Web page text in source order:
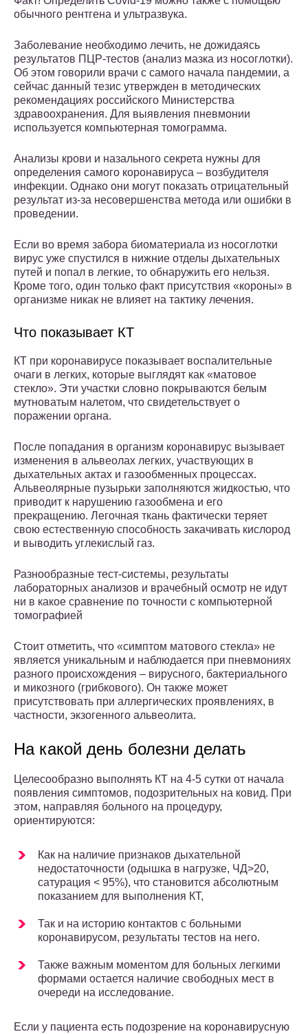
обычного рентгена и ультразвука.
Заболевание необходимо лечить, не дожидаясь
результатов ПЦР-тестов (анализ мазка из носоглотки).
Об этом говорили врачи с самого начала пандемии, а
сейчас данный тезис утвержден в методических
рекомендациях российского Министерства
здравоохранения. Для выявления пневмонии
используется компьютерная томограмма.
Анализы крови и назального секрета нужны для
определения самого коронавируса – возбудителя
инфекции. Однако они могут показать отрицательный
результат из-за несовершенства метода или ошибки в
проведении.
Если во время забора биоматериала из носоглотки
вирус уже спустился в нижние отделы дыхательных
путей и попал в легкие, то обнаружить его нельзя.
Кроме того, один только факт присутствия «короны» в
организме никак не влияет на тактику лечения.
Что показывает КТ
КТ при коронавирусе показывает воспалительные
очаги в легких, которые выглядят как «матовое
стекло». Эти участки словно покрываются белым
мутноватым налетом, что свидетельствует о
поражении органа.
После попадания в организм коронавирус вызывает
изменения в альвеолах легких, участвующих в
дыхательных актах и газообменных процессах.
Альвеолярные пузырьки заполняются жидкостью, что
приводит к нарушению газообмена и его
прекращению. Легочная ткань фактически теряет
свою естественную способность закачивать кислород
и выводить углекислый газ.
Разнообразные тест-системы, результаты
лабораторных анализов и врачебный осмотр не идут
ни в какое сравнение по точности с компьютерной
томографией
Стоит отметить, что «симптом матового стекла» не
является уникальным и наблюдается при пневмониях
разного происхождения – вирусного, бактериального
и микозного (грибкового). Он также может
присутствовать при аллергических проявлениях, в
частности, экзогенного альвеолита.
На какой день болезни делать
Целесообразно выполнять КТ на 4-5 сутки от начала
появления симптомов, подозрительных на ковид. При
этом, направляя больного на процедуру,
ориентируются:
Как на наличие признаков дыхательной
недостаточности (одышка в нагрузке, ЧД>20,
сатурация < 95%), что становится абсолютным
показанием для выполнения КТ,
Так и на историю контактов с больными
коронавирусом, результаты тестов на него.
Также важным моментом для больных легкими
формами остается наличие свободных мест в
очереди на исследование.
Если у пациента есть подозрение на коронавирусную